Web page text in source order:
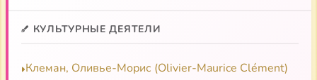
КУЛЬТУРНЫЕ ДЕЯТЕЛИ
Клеман, Оливье-Морис (Olivier-Maurice Clément)